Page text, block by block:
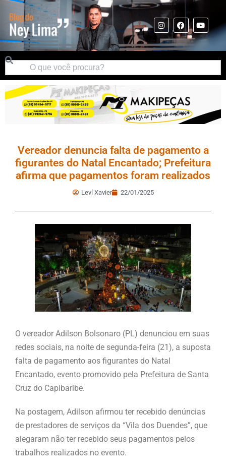
Vereador denuncia falta de pagamento a
figurantes do Natal Encantado; Prefeitura
afirma que pagamentos foram realizados
Leví Xavier 22/01/2025
O vereador Adilson Bolsonaro (PL) denunciou em suas
redes sociais, na noite de segunda-feira (21), a suposta
falta de pagamento aos figurantes do Natal
Encantado, evento promovido pela Prefeitura de Santa
Cruz do Capibaribe.
Na postagem, Adilson afirmou ter recebido denúncias
de prestadores de serviços da “Vila dos Duendes”, que
alegaram não ter recebido seus pagamentos pelos
trabalhos realizados no evento.